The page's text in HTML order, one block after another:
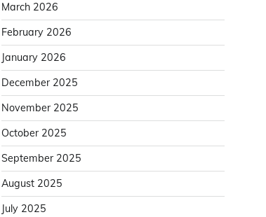
March 2026
February 2026
January 2026
December 2025
November 2025
October 2025
September 2025
August 2025
July 2025